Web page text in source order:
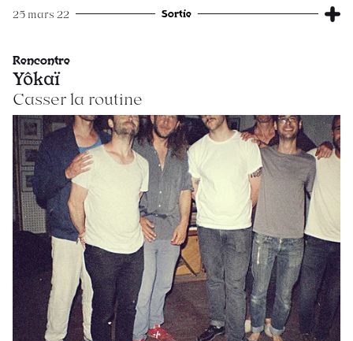
25 mars 22 Sortie
Rencontre
Yôkaï
Casser la routine